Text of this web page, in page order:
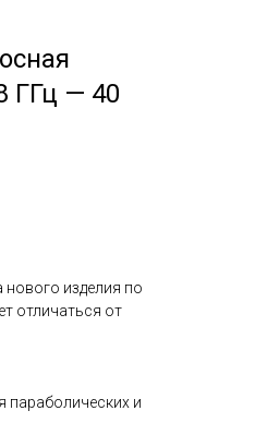
ГГц — 40
изделия по
отличаться от
параболических и